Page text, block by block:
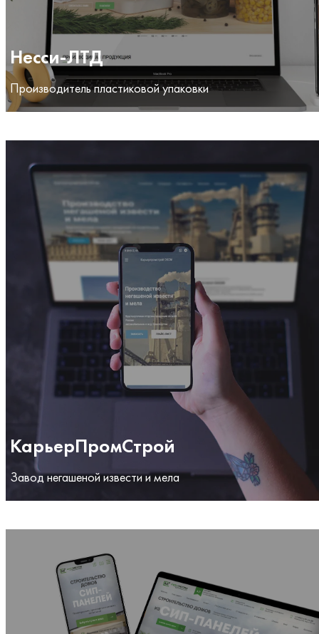
Несси-ЛТД
Производитель пластиковой упаковки
КарьерПромСтрой
Завод негашеной извести и мела